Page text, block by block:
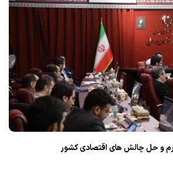
و حل چالش های اقتصادی كشور